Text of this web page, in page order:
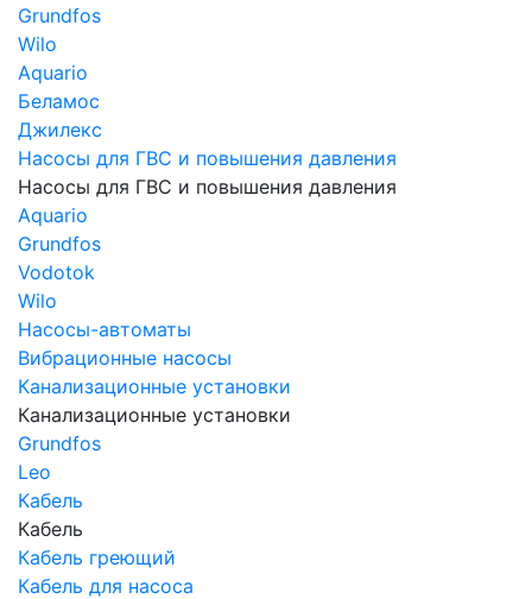
Grundfos
Wilo
Aquario
Беламос
Джилекс
Насосы для ГВС и повышения давления
Насосы для ГВС и повышения давления
Aquario
Grundfos
Vodotok
Wilo
Насосы-автоматы
Вибрационные насосы
Канализационные установки
Канализационные установки
Grundfos
Leo
Кабель
Кабель
Кабель греющий
Кабель для насоса